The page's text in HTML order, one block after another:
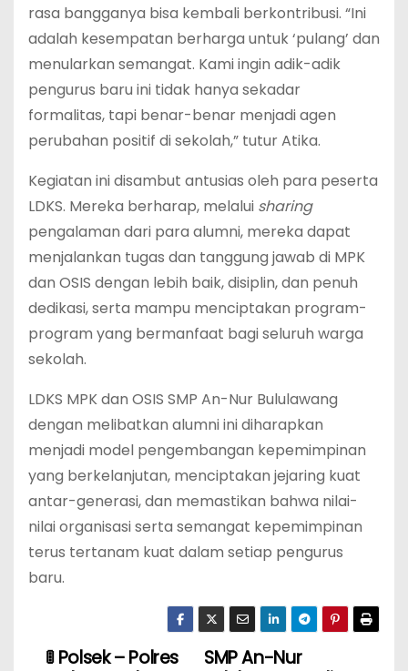
rasa bangganya bisa kembali berkontribusi. “Ini
adalah kesempatan berharga untuk ‘pulang’ dan
menularkan semangat. Kami ingin adik-adik
pengurus baru ini tidak hanya sekadar
formalitas, tapi benar-benar menjadi agen
perubahan positif di sekolah,” tutur Atika.
Kegiatan ini disambut antusias oleh para peserta
LDKS. Mereka berharap, melalui sharing
pengalaman dari para alumni, mereka dapat
menjalankan tugas dan tanggung jawab di MPK
dan OSIS dengan lebih baik, disiplin, dan penuh
dedikasi, serta mampu menciptakan program-
program yang bermanfaat bagi seluruh warga
sekolah.
LDKS MPK dan OSIS SMP An-Nur Bululawang
dengan melibatkan alumni ini diharapkan
menjadi model pengembangan kepemimpinan
yang berkelanjutan, menciptakan jejaring kuat
antar-generasi, dan memastikan bahwa nilai-
nilai organisasi serta semangat kepemimpinan
terus tertanam kuat dalam setiap pengurus
baru.
SMP An-Nur
🚦 Polsek – Polres